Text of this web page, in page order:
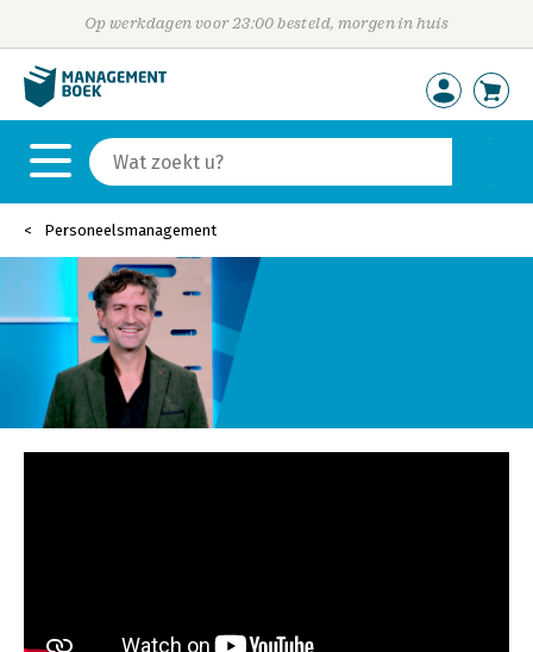
Op werkdagen voor 23:00 besteld, morgen in huis
Personeelsmanagement